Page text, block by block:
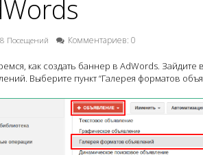
Посещений Комментариев: 0
как создать баннер в AdWords.
Выберите пункт “Галерея форматов